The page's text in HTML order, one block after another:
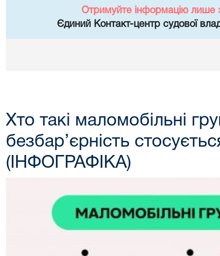
Отримуйте інформацію лише
Єдиний Контакт-центр судової
Хто такі маломобільні
безбар’єрність
(ІНФОГРАФІКА)